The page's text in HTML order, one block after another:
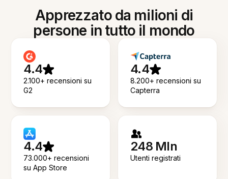
Apprezzato da milioni di
persone in tutto il mondo
4.4
2.100+ recensioni su
G2
4.4
8.200+ recensioni su
Capterra
4.4
73.000+ recensioni
su App Store
248 Mln
Utenti registrati